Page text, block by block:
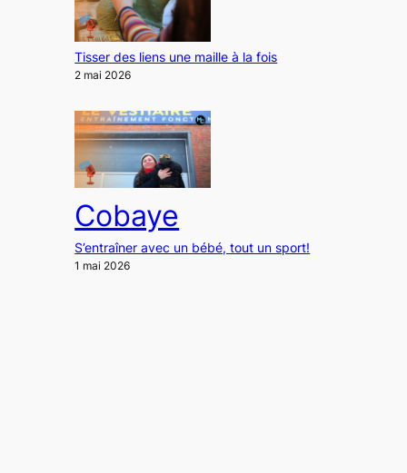
Tisser des liens une maille à la fois
2 mai 2026
Cobaye
S’entraîner avec un bébé, tout un sport!
1 mai 2026